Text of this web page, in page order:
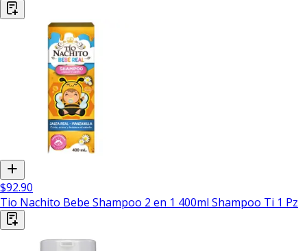
$92.90
Tio Nachito Bebe Shampoo 2 en 1 400ml Shampoo Ti 1 Pz